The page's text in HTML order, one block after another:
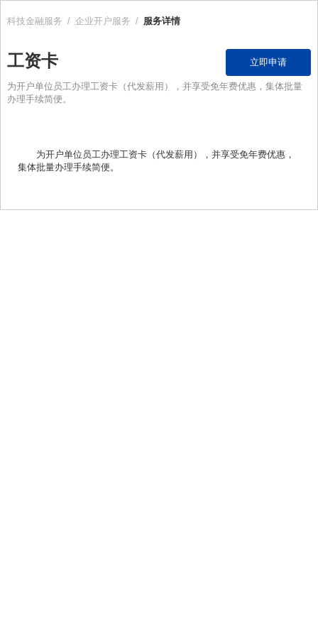
科技金融服务 / 企业开户服务 / 服务详情
立即申请
工资卡
为开户单位员工办理工资卡（代发薪用），并享受免年费优惠，集体批量
办理手续简便。
为开户单位员工办理工资卡（代发薪用），并享受免年费优惠，
集体批量办理手续简便。